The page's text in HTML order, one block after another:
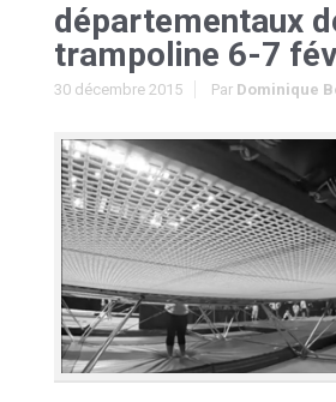
départementaux
trampoline 6-7
30 décembre 2015 Par Dominique